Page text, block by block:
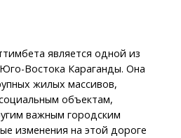
является одной из
Востока Караганды. Она
жилых массивов,
объектам,
важным городским
изменения на этой дороге